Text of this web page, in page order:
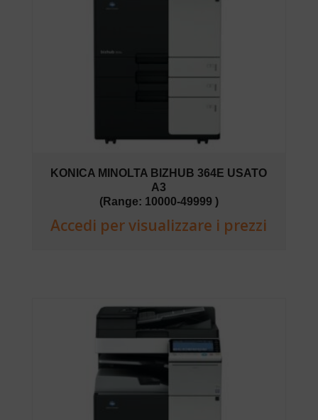
KONICA MINOLTA BIZHUB 364E USATO
A3
(Range: 10000-49999 )
Accedi per visualizzare i prezzi